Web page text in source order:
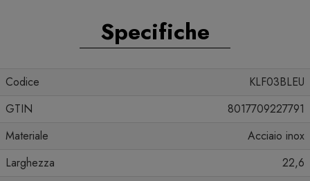
Specifiche
Codice
KLF03BLEU
GTIN
8017709227791
Materiale
Acciaio inox
Larghezza
22,6